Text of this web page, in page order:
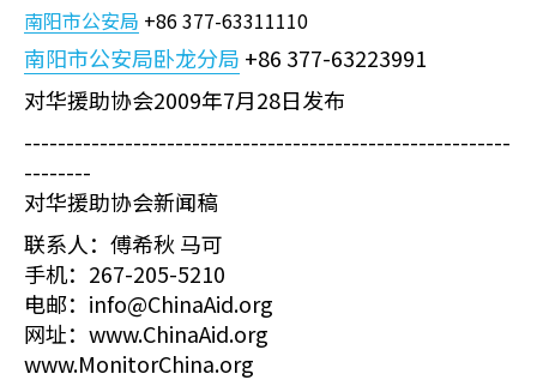
南阳市公安局 +86 377-63311110
南阳市公安局卧龙分局 +86 377-63223991
对华援助协会2009年7月28日发布
----------------------------------------------------------
--------
对华援助协会新闻稿
联系人：傅希秋 马可
手机：267-205-5210
电邮：info@ChinaAid.org
网址：www.ChinaAid.org
www.MonitorChina.org